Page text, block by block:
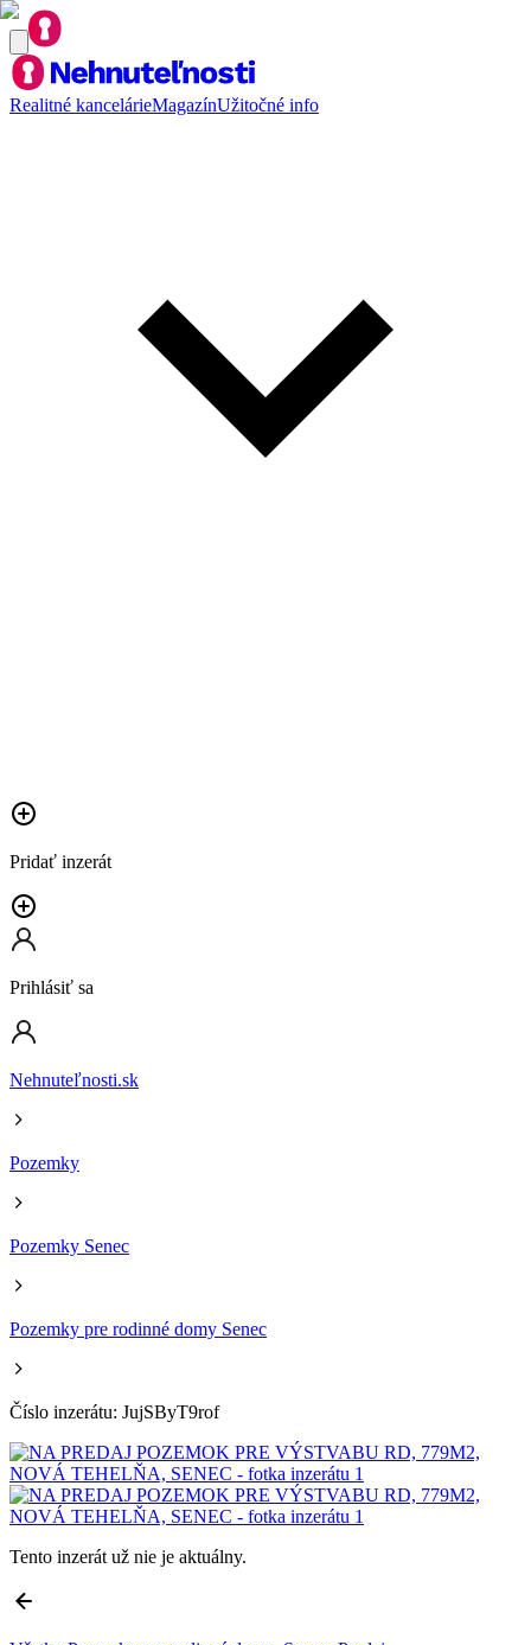
Realitné kancelárieMagazínUžitočné info
Pridať inzerát
Prihlásiť sa
Nehnuteľnosti.sk
Pozemky
Pozemky Senec
Pozemky pre rodinné domy Senec
Číslo inzerátu: JujSByT9rof
Tento inzerát už nie je aktuálny.